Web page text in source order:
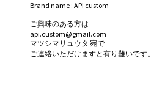
Brand name : API custom
ご興味のある方は
api.custom@gmail.com
マツシマリュウタ 宛で
ご連絡いただけますと有り難いです。